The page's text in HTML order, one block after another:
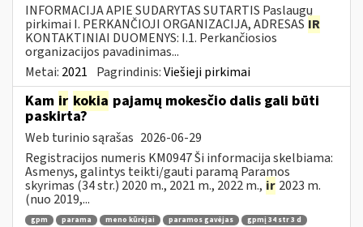
INFORMACIJA APIE SUDARYTAS SUTARTIS Paslaugų
pirkimai I. PERKANČIOJI ORGANIZACIJA, ADRESAS IR
KONTAKTINIAI DUOMENYS: I.1. Perkančiosios
organizacijos pavadinimas...
Metai: 2021 Pagrindinis:Viešieji pirkimai
Kam ir kokia pajamų mokesčio dalis gali būti
paskirta?
Web turinio sąrašas 2026-06-29
Registracijos numeris KM0947 Ši informacija skelbiama:
Asmenys, galintys teikti/gauti paramą Paramos
skyrimas (34 str.) 2020 m., 2021 m., 2022 m., ir 2023 m.
(nuo 2019,...
gpm parama meno kūrėjai paramos gavėjas
gpmį 34 str 3 d